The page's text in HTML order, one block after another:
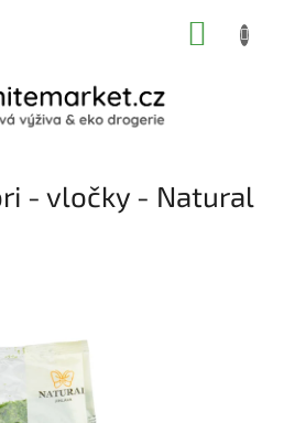
- vločky - Natural